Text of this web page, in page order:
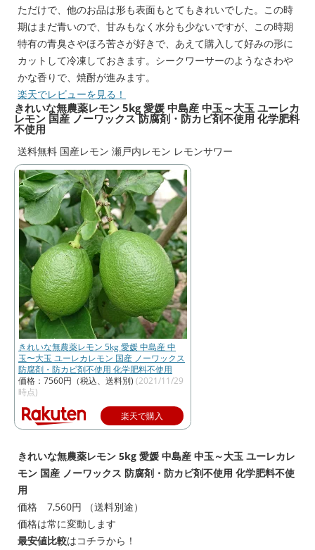
ただけで、他のお品は形も表面もとてもきれいでした。この時
期はまだ青いので、甘みもなく水分も少ないですが、この時期
特有の青臭さやほろ苦さが好きで、あえて購入して好みの形に
カットして冷凍しておきます。シークワーサーのようなさわや
かな香りで、焼酎が進みます。
楽天でレビューを見る！
きれいな無農薬レモン 5kg 愛媛 中島産 中玉～大玉 ユーレカ
レモン 国産 ノーワックス 防腐剤・防カビ剤不使用 化学肥料
不使用
送料無料 国産レモン 瀬戸内レモン レモンサワー
きれいな無農薬レモン 5kg 愛媛 中島産 中
玉〜大玉 ユーレカレモン 国産 ノーワックス
防腐剤・防カビ剤不使用 化学肥料不使用
価格：7560円（税込、送料別) (2021/11/29
時点)
楽天で購入
きれいな無農薬レモン 5kg 愛媛 中島産 中玉～大玉 ユーレカレ
モン 国産 ノーワックス 防腐剤・防カビ剤不使用 化学肥料不使
用
価格 7,560円 （送料別途）
価格は常に変動します
最安値比較はコチラから！